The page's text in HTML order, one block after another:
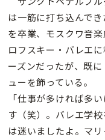
は一筋に打ち込んで
を卒業、モスクワ音
ロフスキー・バレエ
ーズンだったが、既
ューを飾っている。
「仕事が多ければ多
す（笑）。バレエ学
は迷いましたよ。マ